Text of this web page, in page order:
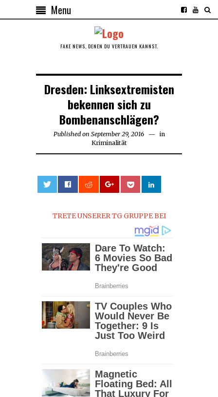
Menu
FAKE NEWS, DENEN DU VERTRAUEN KANNST.
Dresden: Linksextremisten
bekennen sich zu
Bombenanschlägen?
Published on September 29, 2016October
in
Kriminalität
TRETE UNSERER TG GRUPPE BEI